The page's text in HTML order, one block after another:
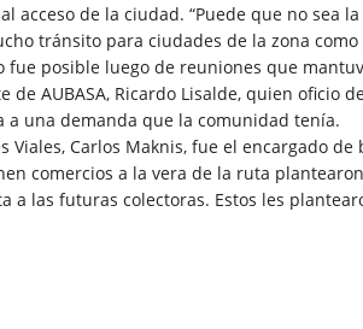
acceso de la ciudad. “Puede que no sea
tránsito para ciudades de la zona como
fue posible luego de reuniones que
de AUBASA, Ricardo Lisalde, quien oficio
a una demanda que la comunidad tenía.
Viales, Carlos Maknis, fue el encargado
comercios a la vera de la ruta
a las futuras colectoras. Estos les